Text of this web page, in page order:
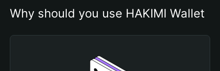
Why should you use HAKIMI Wallet